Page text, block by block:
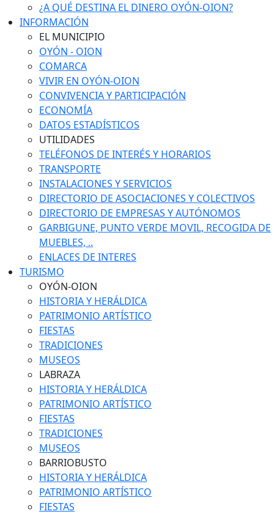
¿A QUÉ DESTINA EL DINERO OYÓN-OION?
INFORMACIÓN
EL MUNICIPIO
OYÓN - OION
COMARCA
VIVIR EN OYÓN-OION
CONVIVENCIA Y PARTICIPACIÓN
ECONOMÍA
DATOS ESTADÍSTICOS
UTILIDADES
TELÉFONOS DE INTERÉS Y HORARIOS
TRANSPORTE
INSTALACIONES Y SERVICIOS
DIRECTORIO DE ASOCIACIONES Y COLECTIVOS
DIRECTORIO DE EMPRESAS Y AUTÓNOMOS
GARBIGUNE, PUNTO VERDE MOVIL, RECOGIDA DE
MUEBLES, ..
ENLACES DE INTERES
TURISMO
OYÓN-OION
HISTORIA Y HERÁLDICA
PATRIMONIO ARTÍSTICO
FIESTAS
TRADICIONES
MUSEOS
LABRAZA
HISTORIA Y HERÁLDICA
PATRIMONIO ARTÍSTICO
FIESTAS
TRADICIONES
MUSEOS
BARRIOBUSTO
HISTORIA Y HERÁLDICA
PATRIMONIO ARTÍSTICO
FIESTAS